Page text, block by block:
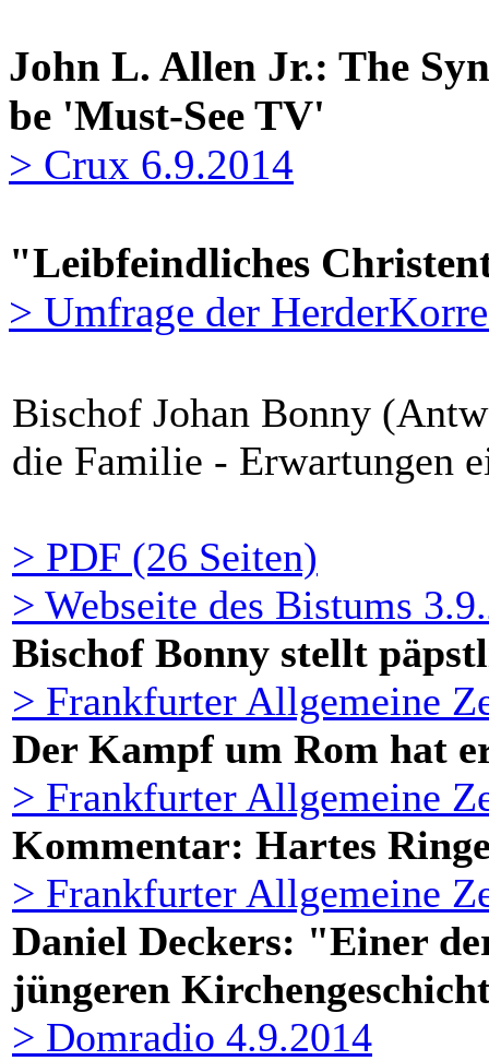
John L. Allen Jr.: The
be 'Must-See TV'
> Crux 6.9.2014
"Leibfeindliches
> Umfrage der
Bischof Johan Bonny
die Familie - Erwartungen
> PDF (26 Seiten)
> Webseite des Bistums
Bischof Bonny stellt
> Frankfurter Allgemeine
Der Kampf um Rom hat
> Frankfurter Allgemeine
Kommentar: Hartes
> Frankfurter Allgemeine
Daniel Deckers: "Einer
jüngeren
> Domradio 4.9.2014